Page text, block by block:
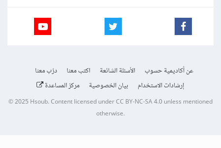
عن أكاديمية حسوب الأسئلة الشائعة اكتب معنا
درّب معنا
إرشادات الاستخدام
بيان الخصوصية مركز المساعدة
© 2025Hsoub.Content licensed underCC BY-NC-SA 4.0unless mentioned
otherwise.